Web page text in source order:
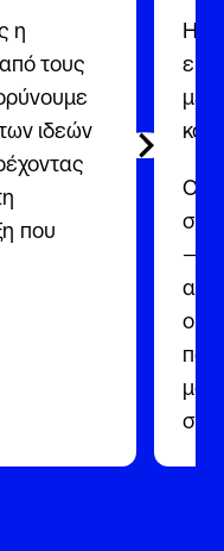
η
τους
ιδεών
που
Η
με
Οι
—
μας